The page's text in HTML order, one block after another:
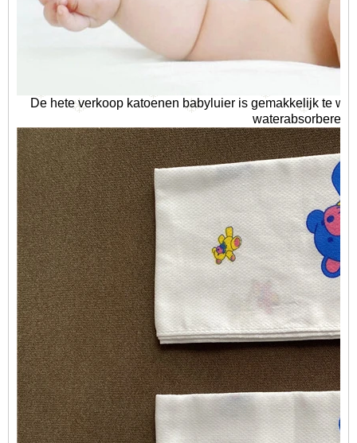
De hete verkoop katoenen babyluier is gemakkelijk te